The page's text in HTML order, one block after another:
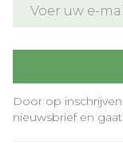
Door op
nieuwsbrief en